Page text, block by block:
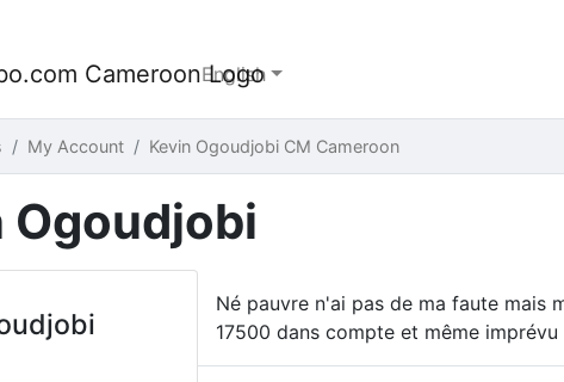
English
My Account Kevin Ogoudjobi CM Cameroon
Ogoudjobi
Né pauvre n'ai pas de ma faute mais
17500 dans compte et même imprévu